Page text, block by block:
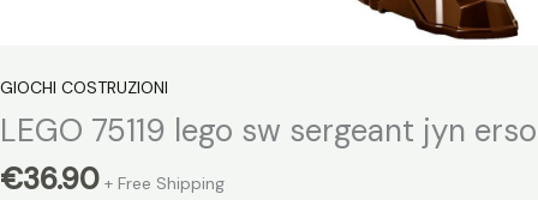
GIOCHI COSTRUZIONI
LEGO 75119 lego sw sergeant jyn erso
€36.90 + Free Shipping